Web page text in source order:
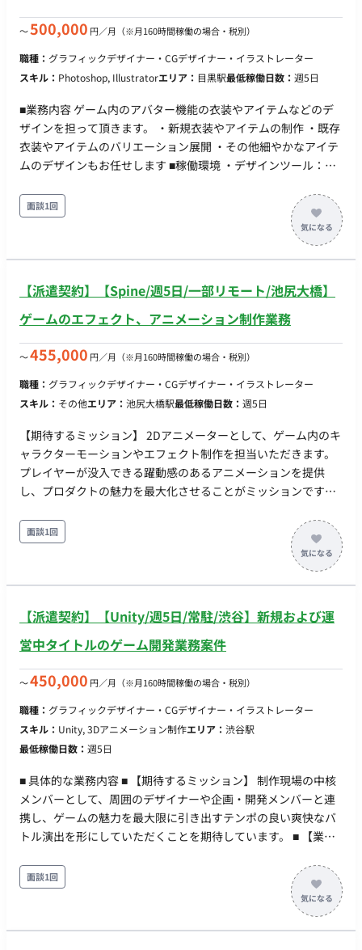
度のものが主になります ・ロケハン、撮影カットなどの確認 ・
融、エンタメ、化粧品、アパレル、雑貨 など多数
〜500,000 円／月 （※月160時間稼働の場合・税別）
職種： グラフィックデザイナー・CGデザイナー・イラストレーター
スキル： Photoshop, Illustratorエリア： 目黒駅最低稼働日数： 週5日
■業務内容 ゲーム内のアバター機能の衣装やアイテムなどのデ
ザインを担って頂きます。 ・新規衣装やアイテムの制作 ・既存
衣装やアイテムのバリエーション展開 ・その他細やかなアイテ
ムのデザインもお任せします ■稼働環境 ・デザインツール：
ール：Slack、Backlog ・就業環境：フルリモート、フルタイム
勤務 ■組織 アバターアイテム制作チームの2Dデザイナーは業務
委託や派遣メンバーも含めると20名弱の規模です。それぞれが
衣装デザインなど専門領域に対して責任を持って取り組んでい
面談1回
【派遣契約】【Spine/週5日/一部リモート/池尻大橋】
ゲームのエフェクト、アニメーション制作業務
〜455,000 円／月 （※月160時間稼働の場合・税別）
職種： グラフィックデザイナー・CGデザイナー・イラストレーター
スキル： その他エリア： 池尻大橋駅最低稼働日数： 週5日
【期待するミッション】 2Dアニメーターとして、ゲーム内のキ
ャラクターモーションやエフェクト制作を担当いただきます。
プレイヤーが没入できる躍動感のあるアニメーションを提供
し、プロダクトの魅力を最大化させることがミッションです。
物などのモーション制作 ・AE、AI等を用いたエフェクト素材
（煙、血液等の連番アニメーション）の制作 ・「ディズニーの
アニメーション12の原則」に基づいた高品質な動きの付け込み
【働き方】 ・契約形態：派遣契約 （週20時間以上のため、社会
金 稼働時間：10:00-19:00（実働8時間） ・ 働き方：一部リモ
ート（東京都目黒区青葉台） ※月・水・金はオフィス出社、
円 ※経験・スキルによりご相談 ・契約期間：長期 ・募集人
面談1回
【派遣契約】【Unity/週5日/常駐/渋谷】新規および運
営中タイトルのゲーム開発業務案件
〜450,000 円／月 （※月160時間稼働の場合・税別）
職種： グラフィックデザイナー・CGデザイナー・イラストレーター
スキル： Unity, 3Dアニメーション制作エリア： 渋谷駅
最低稼働日数： 週5日
■ 具体的な業務内容 ■ 【期待するミッション】 制作現場の中核
メンバーとして、周囲のデザイナーや企画・開発メンバーと連
携し、ゲームの魅力を最大限に引き出すテンポの良い爽快なバ
トル演出を形にしていただくことを期待しています。 ■ 【業務
ーンにおける、魔法攻撃や必殺技の発動時などのカメラワーク
を含めた一連の演出（カットシーン）の構築をお任せします。
既存のエフェクト素材、キャラクターモーションを専用ツール
（タイムライン等）上で組み合わせる作業や、カメラのアング
面談1回